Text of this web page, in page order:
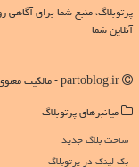
پرتوبلاگ، منبع شما برای
آنلاین شما
میانبرهای پرتوبلاگ
ساخت بلاگ جدید
بک لینک در پرتوبلاگ